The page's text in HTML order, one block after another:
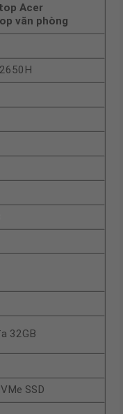
Acer
văn phòng
32GB
SSD